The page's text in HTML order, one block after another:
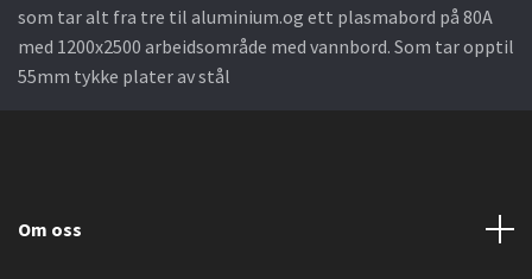
som tar alt fra tre til aluminium.og ett plasmabord på 80A
med 1200x2500 arbeidsområde med vannbord. Som tar opptil
55mm tykke plater av stål
Om oss